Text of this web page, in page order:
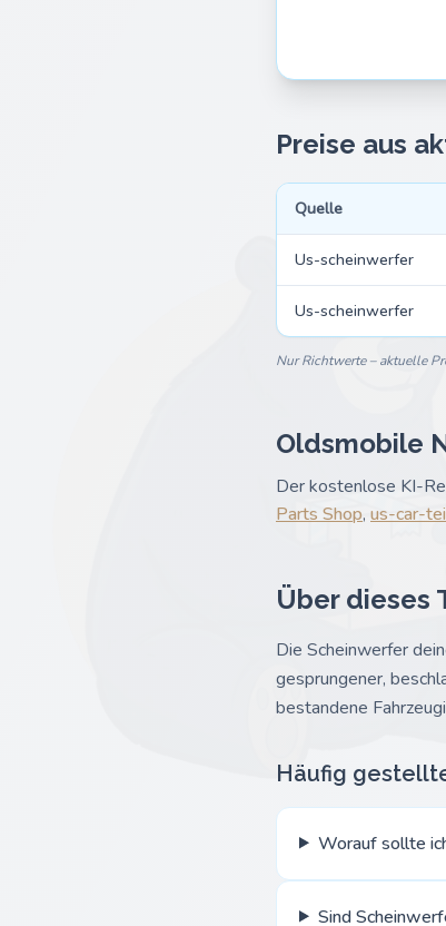
Preise aus
Quelle
Us-scheinwerfer
Us-scheinwerfer
Nur Richtwerte – aktuelle
Oldsmobile
Der kostenlose KI-
Parts Shop, us-car-
Über dieses
Die Scheinwerfer
gesprungener,
bestandene
Häufig
Worauf sollte
Sind